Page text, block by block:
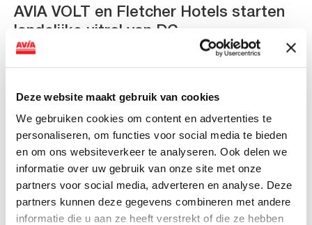
Deze website maakt gebruik van cookies
We gebruiken cookies om content en advertenties te
personaliseren, om functies voor social media te bieden
en om ons websiteverkeer te analyseren. Ook delen we
informatie over uw gebruik van onze site met onze
partners voor social media, adverteren en analyse. Deze
partners kunnen deze gegevens combineren met andere
informatie die u aan ze heeft verstrekt of die ze hebben
AVIA VOLT en Fletcher Hotels starten
landelijke uitrol van DC-
snellaadinfrastructuur
van DC-snellaadinfrastructuur AVIA VOLT en...
Lees verder